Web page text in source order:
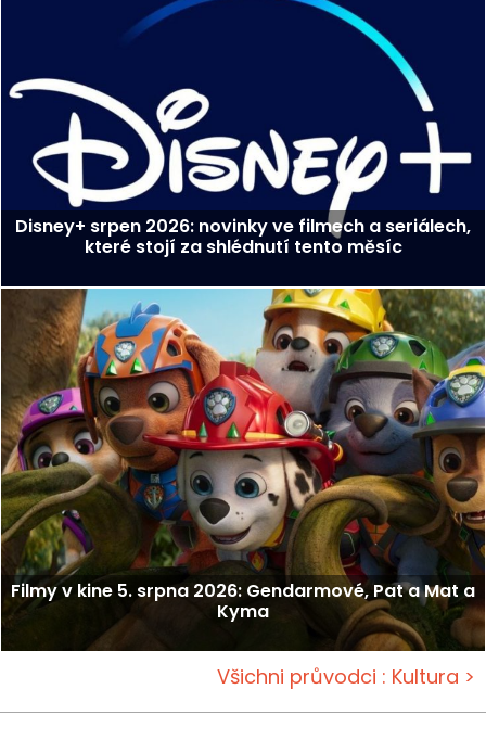
Disney+ srpen 2026: novinky ve filmech a seriálech,
které stojí za shlédnutí tento měsíc
Filmy v kine 5. srpna 2026: Gendarmové, Pat a Mat a
Kyma
Všichni průvodci : Kultura >